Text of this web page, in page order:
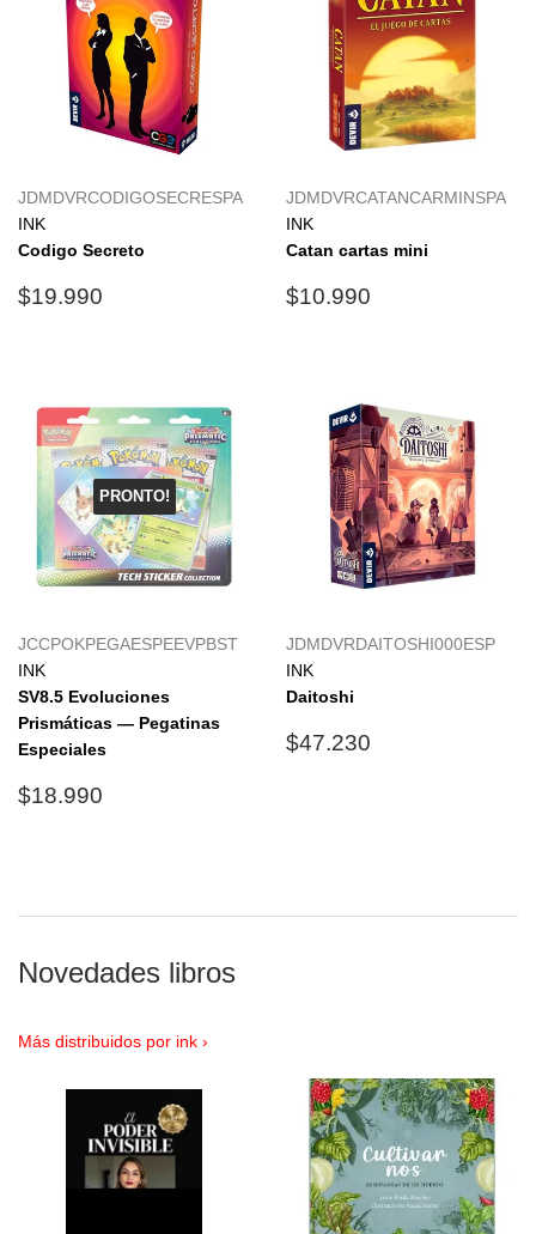
JDMDVRCODIGOSECRESPA
INK
Codigo Secreto
Precio
$19.990
JDMDVRCATANCARMINSPA
INK
Catan cartas mini
Precio
$10.990
PRONTO!
JCCPOKPEGAESPEEVPBST
INK
SV8.5 Evoluciones
Prismáticas — Pegatinas
Especiales
Precio
$18.990
JDMDVRDAITOSHI000ESP
INK
Daitoshi
Precio
$47.230
Novedades libros
Más distribuidos por ink ›